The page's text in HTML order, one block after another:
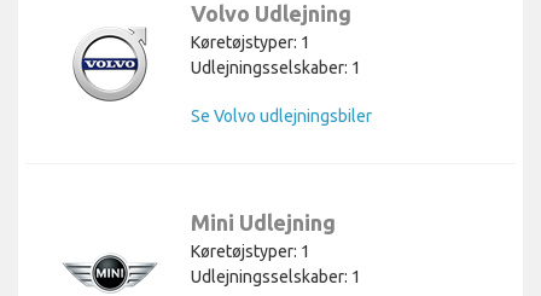
Volvo Udlejning
Køretøjstyper: 1
Udlejningsselskaber: 1
Se Volvo udlejningsbiler
Mini Udlejning
Køretøjstyper: 1
Udlejningsselskaber: 1